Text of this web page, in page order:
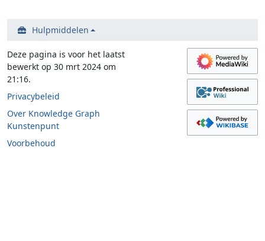
Hulpmiddelen
Deze pagina is voor het laatst
bewerkt op 30 mrt 2024 om
21:16.
Privacybeleid
Over Knowledge Graph
Kunstenpunt
Voorbehoud